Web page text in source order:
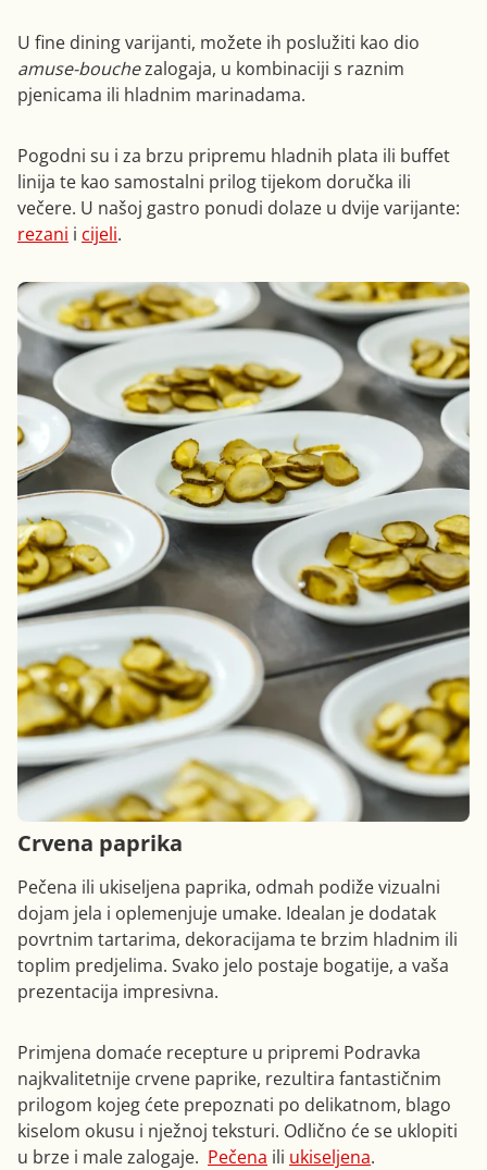
U fine dining varijanti, možete ih poslužiti kao dio
amuse-bouchezalogaja, u kombinaciji s raznim
pjenicama ili hladnim marinadama.
Pogodni su i za brzu pripremu hladnih plata ili buffet
linija te kao samostalni prilog tijekom doručka ili
večere. U našoj gastro ponudi dolaze u dvije varijante:
rezani i cijeli.
Crvena paprika
Pečena ili ukiseljena paprika, odmah podiže vizualni
dojam jela i oplemenjuje umake. Idealan je dodatak
povrtnim tartarima, dekoracijama te brzim hladnim ili
toplim predjelima. Svako jelo postaje bogatije, a vaša
prezentacija impresivna.
Primjena domaće recepture u pripremi Podravka
najkvalitetnije crvene paprike, rezultira fantastičnim
prilogom kojeg ćete prepoznati po delikatnom, blago
kiselom okusu i nježnoj teksturi. Odlično će se uklopiti
u brze i male zalogaje. Pečena ili ukiseljena.